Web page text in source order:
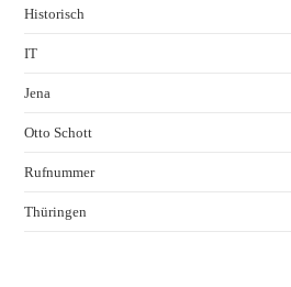
Historisch
IT
Jena
Otto Schott
Rufnummer
Thüringen